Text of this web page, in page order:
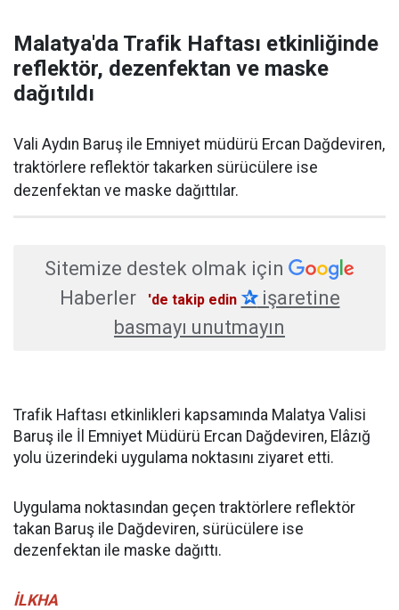
Malatya'da Trafik Haftası etkinliğinde
reflektör, dezenfektan ve maske
dağıtıldı
Vali Aydın Baruş ile Emniyet müdürü Ercan Dağdeviren,
traktörlere reflektör takarken sürücülere ise
dezenfektan ve maske dağıttılar.
Sitemize destek olmak için
Haberler
'de takip edin ✰işaretine
basmayı unutmayın
Trafik Haftası etkinlikleri kapsamında Malatya Valisi
Baruş ile İl Emniyet Müdürü Ercan Dağdeviren, Elâzığ
yolu üzerindeki uygulama noktasını ziyaret etti.
Uygulama noktasından geçen traktörlere reflektör
takan Baruş ile Dağdeviren, sürücülere ise
dezenfektan ile maske dağıttı.
İLKHA